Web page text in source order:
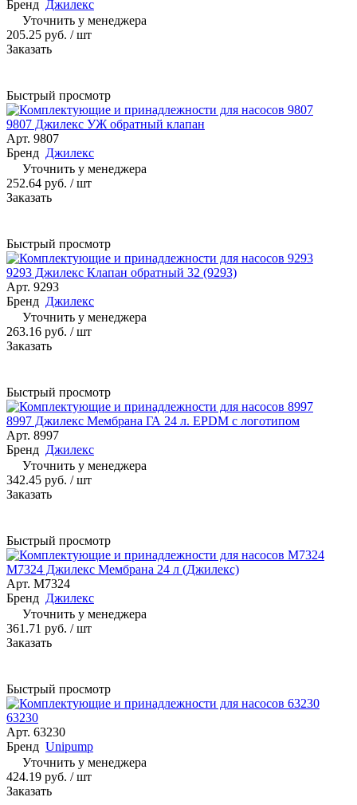
Бренд Джилекс
Уточнить у менеджера
205.25 руб. / шт
Заказать
Быстрый просмотр
9807 Джилекс УЖ обратный клапан
Арт. 9807
Бренд Джилекс
Уточнить у менеджера
252.64 руб. / шт
Заказать
Быстрый просмотр
9293 Джилекс Клапан обратный 32 (9293)
Арт. 9293
Бренд Джилекс
Уточнить у менеджера
263.16 руб. / шт
Заказать
Быстрый просмотр
8997 Джилекс Мембрана ГА 24 л. EPDM с логотипом
Арт. 8997
Бренд Джилекс
Уточнить у менеджера
342.45 руб. / шт
Заказать
Быстрый просмотр
М7324 Джилекс Мембрана 24 л (Джилекс)
Арт. М7324
Бренд Джилекс
Уточнить у менеджера
361.71 руб. / шт
Заказать
Быстрый просмотр
63230
Арт. 63230
Бренд Unipump
Уточнить у менеджера
424.19 руб. / шт
Заказать